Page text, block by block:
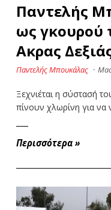
Παντελής
ως γκουρού
Ακρας
Παντελής Μπουκάλας ·
Ξεχνιέται η σύστασή
πίνουν χλωρίνη για
Περισσότερα »